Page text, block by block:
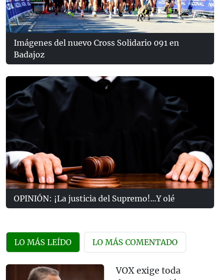
Imágenes del nuevo Cross Solidario 091 en
Badajoz
OPINIÓN: ¡La justicia del Supremo!...Y olé
LO MÁS LEÍDO LO MÁS COMENTADO
VOX exige toda